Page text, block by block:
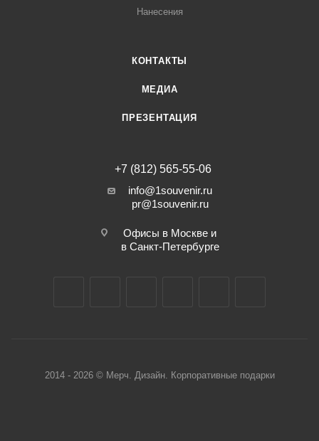
Нанесения
КОНТАКТЫ
МЕДИА
ПРЕЗЕНТАЦИЯ
+7 (812) 565-55-06
info@1souvenir.ru
pr@1souvenir.ru
Офисы в Москве и
в Санкт-Петербурге
2014 - 2026 © Мерч. Дизайн. Корпоративные подарки